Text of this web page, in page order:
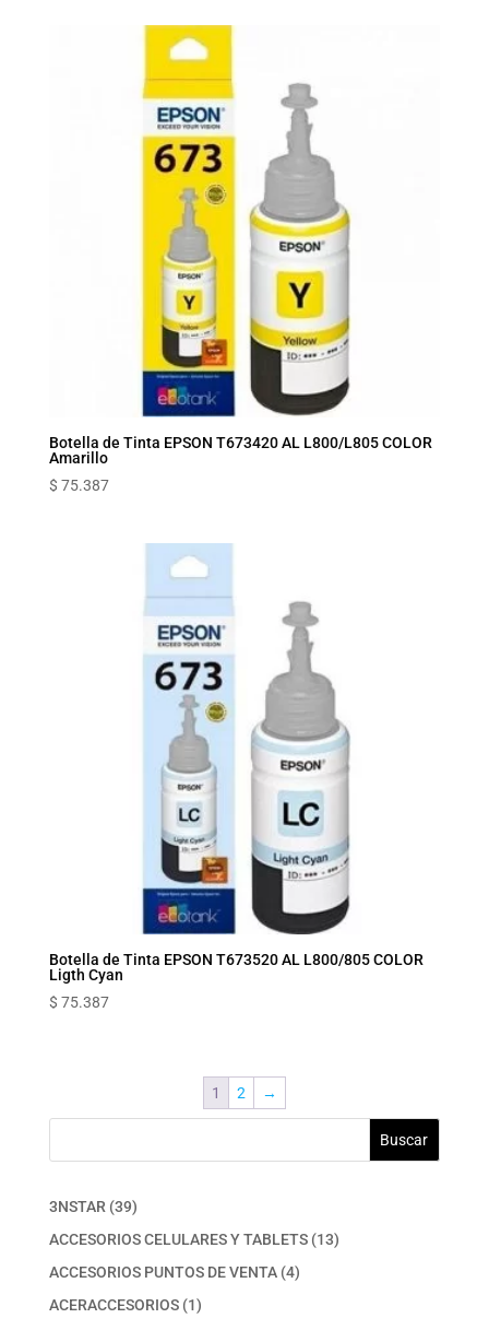
Botella de Tinta EPSON T673420 AL L800/L805 COLOR
Amarillo
$ 75.387
Botella de Tinta EPSON T673520 AL L800/805 COLOR
Ligth Cyan
$ 75.387
1 2 →
Buscar
3NSTAR 3939
productos
ACCESORIOS CELULARES Y TABLETS 1313
ACCESORIOS PUNTOS DE VENTA 44
ACERACCESORIOS 11